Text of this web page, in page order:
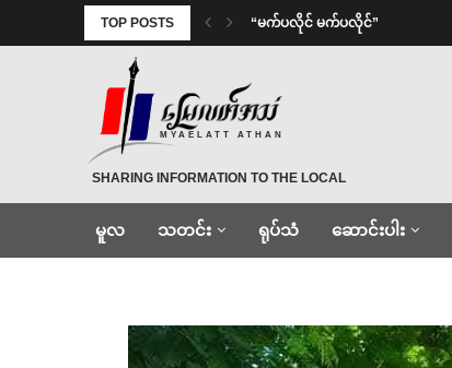
TOP POSTS ⁨ ⁨“မက်ပလိုင် မက်ပလိုင်”
MYAELATT ATHAN
SHARING INFORMATION TO THE LOCAL
မူလ သတင်း ရုပ်သံ ဆောင်းပါး
Home စလင်